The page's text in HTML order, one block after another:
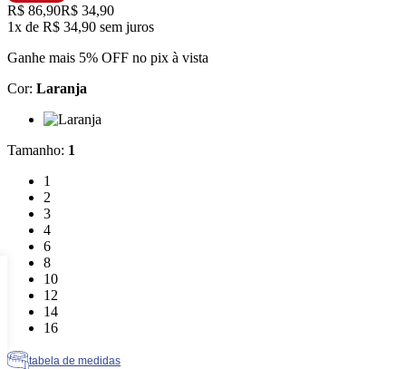
Original price:
R$ 86,90Price:
R$ 34,90
1x de R$ 34,90 sem juros
Ganhe mais 5% OFF no pix à vista
Cor: Laranja
Cor: Laranja
Tamanho: 1
Tamanho: 1
1
Tamanho: 2
2
Tamanho: 3
3
Tamanho: 4
4
Tamanho: 6
6
Tamanho: 8
8
Tamanho: 10
10
Tamanho: 12
12
Tamanho: 14
14
Tamanho: 16
16
tabela de medidas